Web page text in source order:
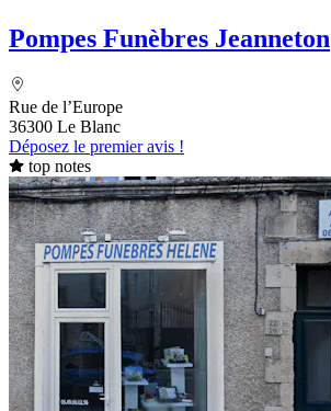
Pompes Funèbres Jeanneton
Rue de l’Europe
36300 Le Blanc
Déposez le premier avis !
top notes